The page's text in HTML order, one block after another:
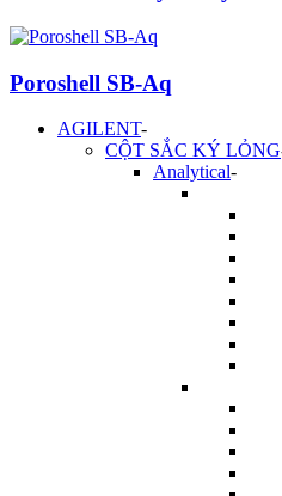
Poroshell SB-Aq
AGILENT-
CỘT SẮC KÝ LỎNG
Analytical-